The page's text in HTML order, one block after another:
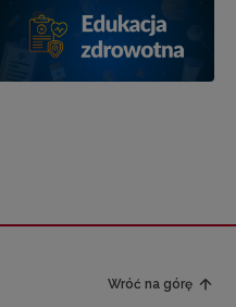
Wróć na górę